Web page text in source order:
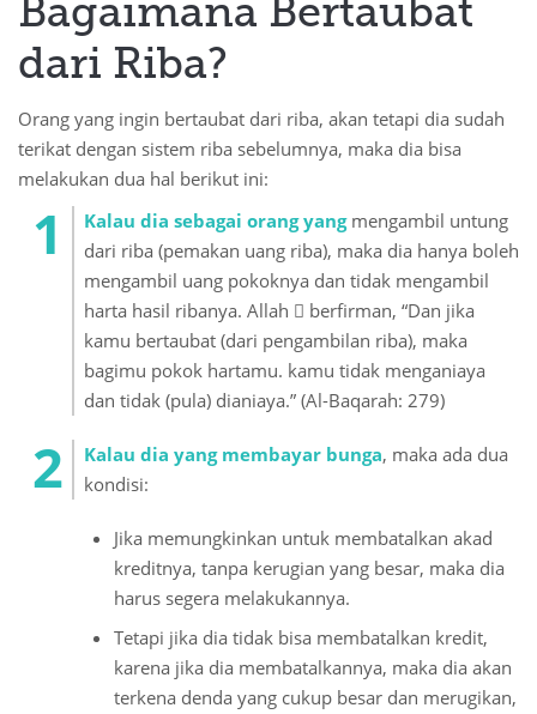
Bagaimana Bertaubat
dari Riba?
Orang yang ingin bertaubat dari riba, akan tetapi dia sudah
terikat dengan sistem riba sebelumnya, maka dia bisa
melakukan dua hal berikut ini:
Kalau dia sebagai orang yangmengambil untung
dari riba (pemakan uang riba), maka dia hanya boleh
mengambil uang pokoknya dan tidak mengambil
harta hasil ribanya. Allah  berfirman, “Dan jika
kamu bertaubat (dari pengambilan riba), maka
bagimu pokok hartamu. kamu tidak menganiaya
dan tidak (pula) dianiaya.” (Al-Baqarah: 279)
Kalau dia yang membayar bunga, maka ada dua
kondisi:
Jika memungkinkan untuk membatalkan akad
kreditnya, tanpa kerugian yang besar, maka dia
harus segera melakukannya.
Tetapi jika dia tidak bisa membatalkan kredit,
karena jika dia membatalkannya, maka dia akan
terkena denda yang cukup besar dan merugikan,